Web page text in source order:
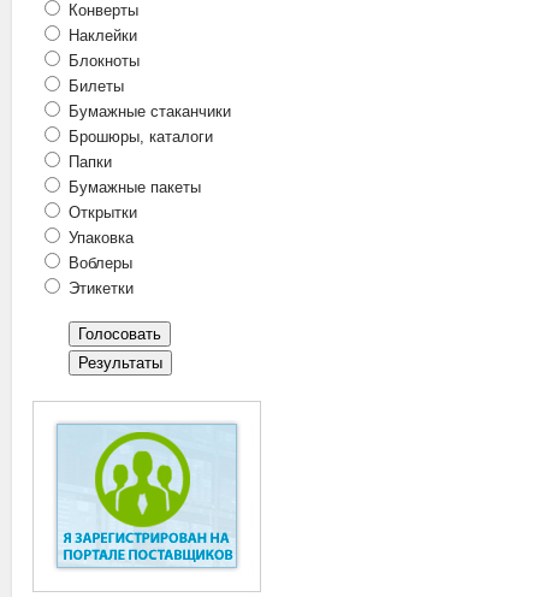
Конверты
Наклейки
Блокноты
Билеты
Бумажные стаканчики
Брошюры, каталоги
Папки
Бумажные пакеты
Открытки
Упаковка
Воблеры
Этикетки